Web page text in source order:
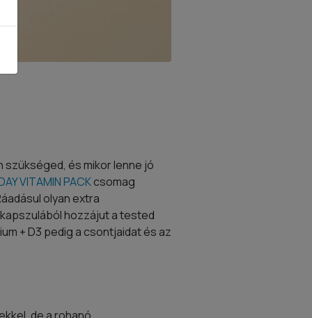
szükséged, és mikor lenne jó
VITAMIN PACKcsomag
olyan extra
hozzájut a tested
+ D3 pedig a csontjaidat és az